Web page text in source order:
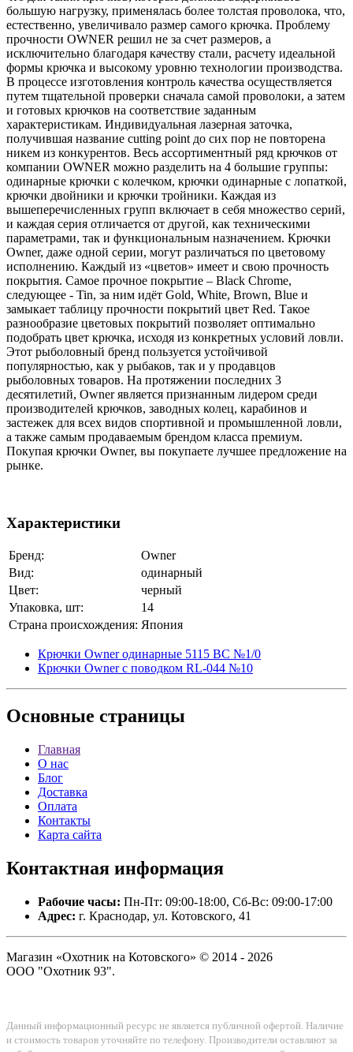
большую нагрузку, применялась более толстая проволока, что,
естественно, увеличивало размер самого крючка. Проблему
прочности OWNER решил не за счет размеров, а
исключительно благодаря качеству стали, расчету идеальной
формы крючка и высокому уровню технологии производства.
В процессе изготовления контроль качества осуществляется
путем тщательной проверки сначала самой проволоки, а затем
и готовых крючков на соответствие заданным
характеристикам. Индивидуальная лазерная заточка,
получившая название cutting point до сих пор не повторена
никем из конкурентов. Весь ассортиментный ряд крючков от
компании OWNER можно разделить на 4 большие группы:
одинарные крючки с колечком, крючки одинарные с лопаткой,
крючки двойники и крючки тройники. Каждая из
вышеперечисленных групп включает в себя множество серий,
и каждая серия отличается от другой, как техническими
параметрами, так и функциональным назначением. Крючки
Owner, даже одной серии, могут различаться по цветовому
исполнению. Каждый из «цветов» имеет и свою прочность
покрытия. Самое прочное покрытие – Black Chrome,
следующее - Tin, за ним идёт Gold, White, Brown, Blue и
замыкает таблицу прочности покрытий цвет Red. Такое
разнообразие цветовых покрытий позволяет оптимально
подобрать цвет крючка, исходя из конкретных условий ловли.
Этот рыболовный бренд пользуется устойчивой
популярностью, как у рыбаков, так и у продавцов
рыболовных товаров. На протяжении последних 3
десятилетий, Owner является признанным лидером среди
производителей крючков, заводных колец, карабинов и
застежек для всех видов спортивной и промышленной ловли,
а также самым продаваемым брендом класса премиум.
Покупая крючки Owner, вы покупаете лучшее предложение на
рынке.
Характеристики
Бренд:
Owner
Вид:
одинарный
Цвет:
черный
Упаковка, шт:
14
Страна происхождения: Япония
Крючки Owner одинарные 5115 BC №1/0
Крючки Owner с поводком RL-044 №10
Основные страницы
Главная
О нас
Блог
Доставка
Оплата
Контакты
Карта сайта
Контактная информация
Рабочие часы: Пн-Пт: 09:00-18:00, Сб-Вс: 09:00-17:00
Адрес: г. Краснодар, ул. Котовского, 41
Магазин «Охотник на Котовского» © 2014 - 2026
ООО "Охотник 93".
Данный информационный ресурс не является публичной офертой. Наличие
и стоимость товаров уточняйте по телефону. Производители оставляют за